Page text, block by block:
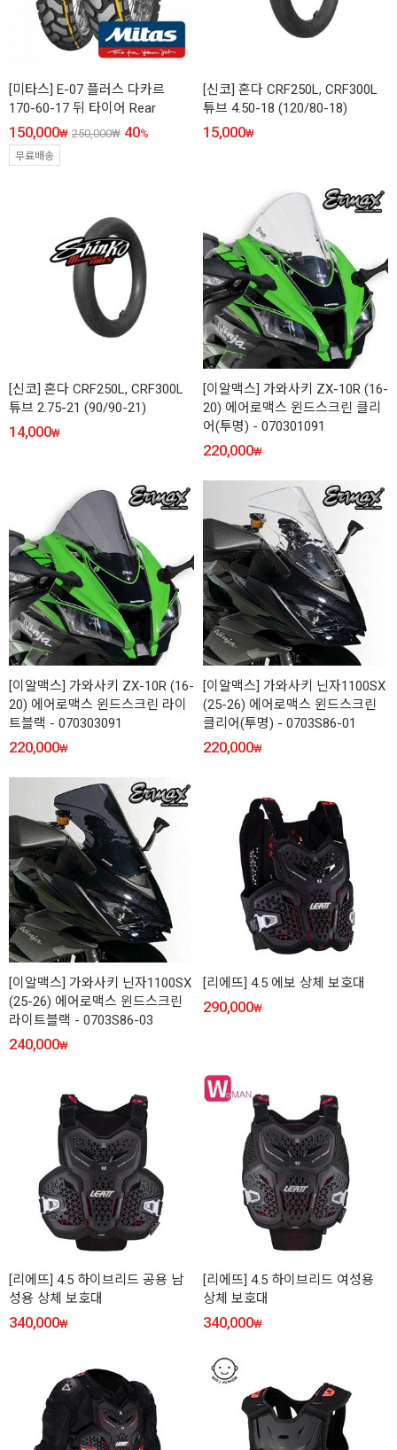
[미타스] E-07 플러스 다카르
170-60-17 뒤 타이어 Rear
150,000₩ 250,000₩ 40%
무료배송
[신코] 혼다 CRF250L, CRF300L
튜브 4.50-18 (120/80-18)
15,000₩
[신코] 혼다 CRF250L, CRF300L
튜브 2.75-21 (90/90-21)
14,000₩
[이알맥스] 가와사키 ZX-10R (16-
20) 에어로맥스 윈드스크린 클리
어(투명) - 070301091
220,000₩
[이알맥스] 가와사키 ZX-10R (16-
20) 에어로맥스 윈드스크린 라이
트블랙 - 070303091
220,000₩
[이알맥스] 가와사키 닌자1100SX
(25-26) 에어로맥스 윈드스크린
클리어(투명) - 0703S86-01
220,000₩
[이알맥스] 가와사키 닌자1100SX
(25-26) 에어로맥스 윈드스크린
라이트블랙 - 0703S86-03
240,000₩
[리에뜨] 4.5 에보 상체 보호대
290,000₩
[리에뜨] 4.5 하이브리드 공용 남
성용 상체 보호대
340,000₩
[리에뜨] 4.5 하이브리드 여성용
상체 보호대
340,000₩